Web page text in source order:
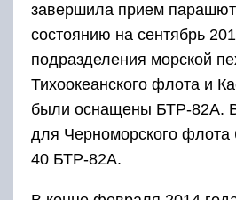
завершила прием
состоянию на сентябрь
подразделения морской
Тихоокеанского флота и
были оснащены БТР-82А.
для Черноморского флота
40 БТР-82А.